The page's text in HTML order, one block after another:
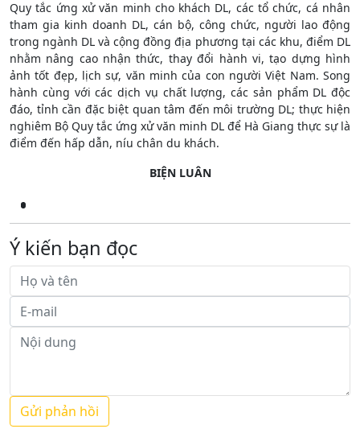
Quy tắc ứng xử văn minh cho khách DL, các tổ chức, cá nhân
tham gia kinh doanh DL, cán bộ, công chức, người lao động
trong ngành DL và cộng đồng địa phương tại các khu, điểm DL
nhằm nâng cao nhận thức, thay đổi hành vi, tạo dựng hình
ảnh tốt đẹp, lịch sự, văn minh của con người Việt Nam. Song
hành cùng với các dịch vụ chất lượng, các sản phẩm DL độc
đáo, tỉnh cần đặc biệt quan tâm đến môi trường DL; thực hiện
nghiêm Bộ Quy tắc ứng xử văn minh DL để Hà Giang thực sự là
điểm đến hấp dẫn, níu chân du khách.
BIỆN LUÂN
Ý kiến bạn đọc